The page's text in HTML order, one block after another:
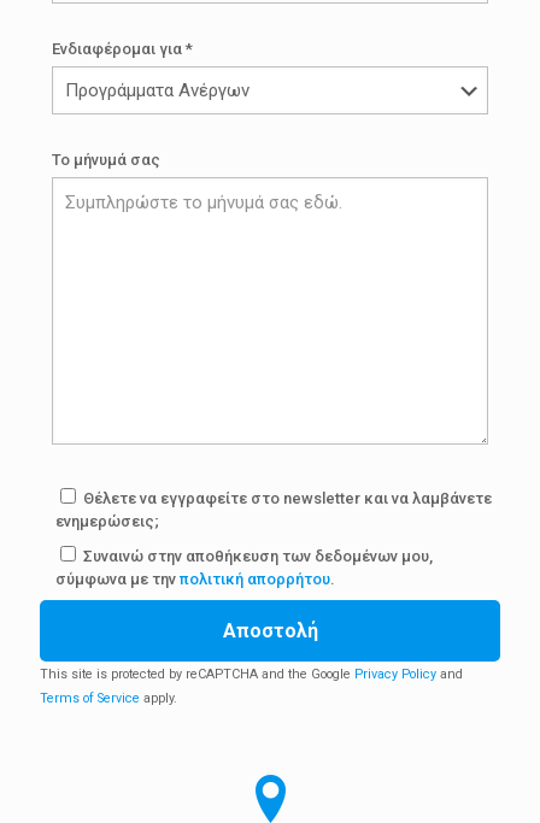
Ενδιαφέρομαι για *
Το μήνυμά σας
Θέλετε να εγγραφείτε στο newsletter και να λαμβάνετε
ενημερώσεις;
Συναινώ στην αποθήκευση των δεδομένων μου,
σύμφωνα με τηνπολιτική απορρήτου.
Αποστολή
This site is protected by reCAPTCHA and the Google Privacy Policy and
Terms of Service apply.